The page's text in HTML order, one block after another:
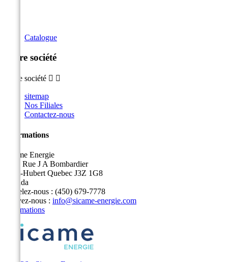
Catalogue
Notre société
Notre société  
sitemap
Nos Filiales
Contactez-nous
Informations
Sicame Energie
5400 Rue J A Bombardier
Saint-Hubert Quebec J3Z 1G8
Canada
Appelez-nous : (450) 679-7778
Écrivez-nous : info@sicame-energie.com
Informations